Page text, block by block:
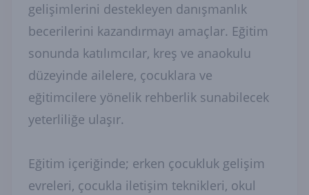
gelişimlerini destekleyen danışmanlık
becerilerini kazandırmayı amaçlar. Eğitim
sonunda katılımcılar, kreş ve anaokulu
düzeyinde ailelere, çocuklara ve
eğitimcilere yönelik rehberlik sunabilecek
yeterliliğe ulaşır.
Eğitim içeriğinde; erken çocukluk gelişim
evreleri, çocukla iletişim teknikleri, okul